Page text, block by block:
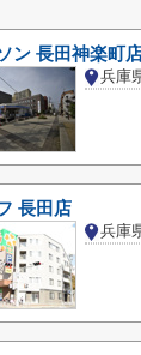
ン 長田神楽町
長田店
兵庫